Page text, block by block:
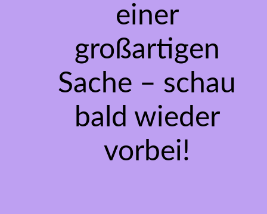
einer
großartigen
Sache – schau
bald wieder
vorbei!